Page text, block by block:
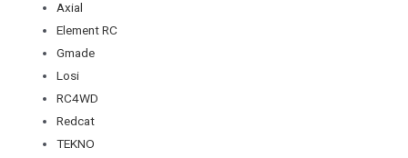
Axial
Element RC
Gmade
Losi
RC4WD
Redcat
TEKNO